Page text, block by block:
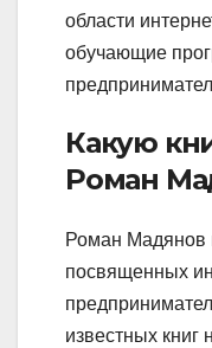
области
обучающие
Какую
Роман
Роман Мадянов
посвященных
известных книг